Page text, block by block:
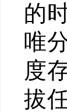
的
唯
度
拔